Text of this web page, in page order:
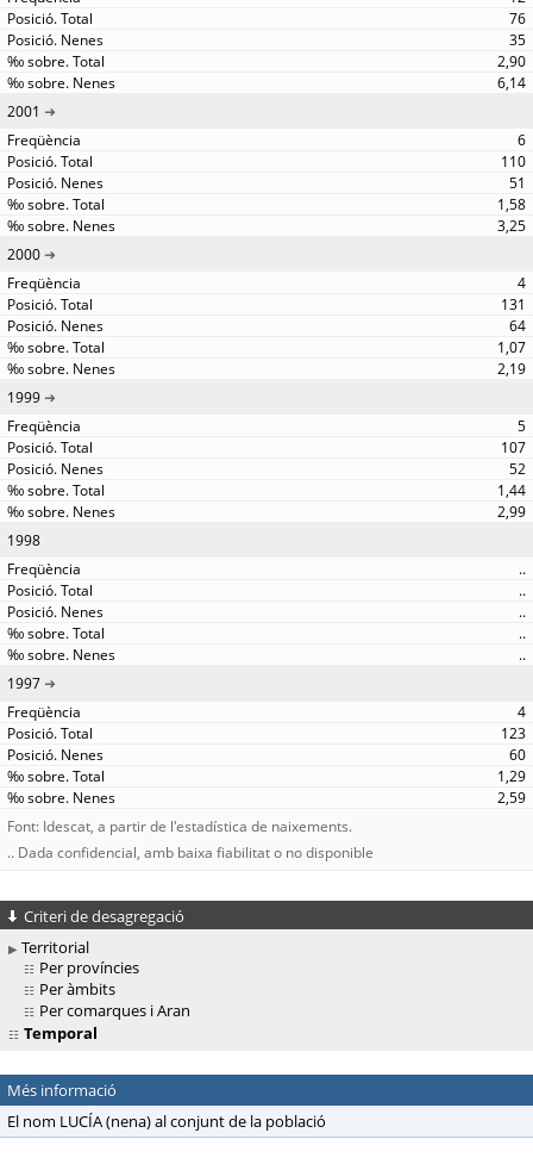
76
35
2,90
6,14
2001
6
110
51
1,58
3,25
2000
4
131
64
1,07
2,19
1999
5
107
52
1,44
2,99
1998
..
..
..
..
..
1997
4
123
60
1,29
2,59
Font: Idescat, a partir de l'estadística de naixements.
.. Dada confidencial, amb baixa fiabilitat o no disponible
Criteri de desagregació
Territorial
Per províncies
Per àmbits
Per comarques i Aran
Temporal
Més informació
El nom LUCÍA (nena) al conjunt de la població